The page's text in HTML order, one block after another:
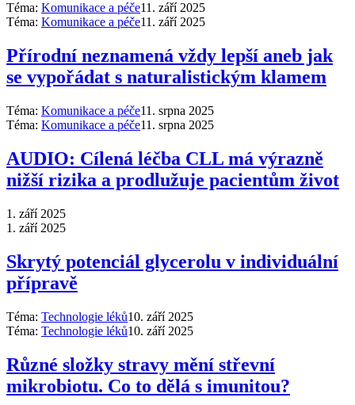
Téma: Komunikace a péče11. září 2025
Téma: Komunikace a péče11. září 2025
Přírodní neznamená vždy lepší aneb jak
se vypořádat s naturalistickým klamem
Téma: Komunikace a péče11. srpna 2025
Téma: Komunikace a péče11. srpna 2025
AUDIO: Cílená léčba CLL má výrazně
nižší rizika a prodlužuje pacientům život
1. září 2025
1. září 2025
Skrytý potenciál glycerolu v individuální
přípravě
Téma: Technologie léků10. září 2025
Téma: Technologie léků10. září 2025
Různé složky stravy mění střevní
mikrobiotu. Co to dělá s imunitou?